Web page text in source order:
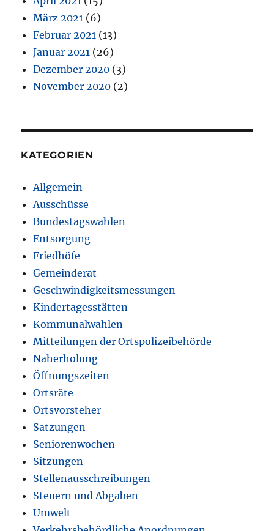
März 2021 (6)
Februar 2021 (13)
Januar 2021 (26)
Dezember 2020 (3)
November 2020 (2)
KATEGORIEN
Allgemein
Ausschüsse
Bundestagswahlen
Entsorgung
Friedhöfe
Gemeinderat
Geschwindigkeitsmessungen
Kindertagesstätten
Kommunalwahlen
Mitteilungen der Ortspolizeibehörde
Naherholung
Öffnungszeiten
Ortsräte
Ortsvorsteher
Satzungen
Seniorenwochen
Sitzungen
Stellenausschreibungen
Steuern und Abgaben
Umwelt